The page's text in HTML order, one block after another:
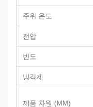
주위 온도
전압
빈도
냉각제
제품 차원 (MM)